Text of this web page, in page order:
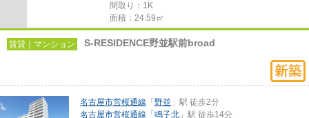
間取り：1K
面積：24.59㎡
賃貸｜マンション S-RESIDENCE野並駅前broad
名古屋市営桜通線 「 野並 」駅 徒歩2分
名古屋市営桜通線 「 鳴子北 」駅 徒歩14分